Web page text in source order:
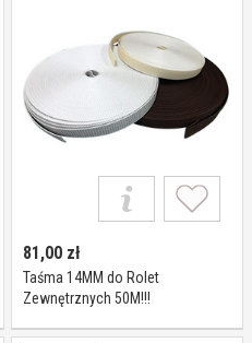
81,00 zł
Taśma 14MM do Rolet
Zewnętrznych 50M!!!